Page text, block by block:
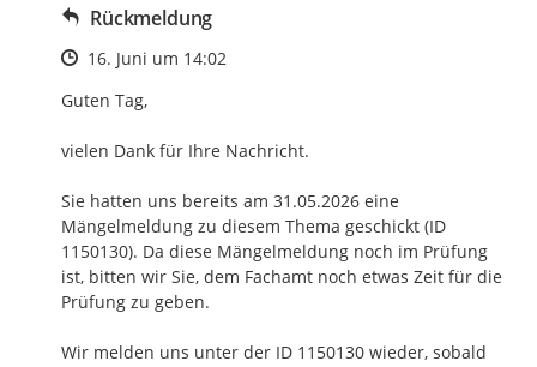
Rückmeldung
Zeitpunkt des Erstellens
16. Juni um 14:02
Guten Tag,
vielen Dank für Ihre Nachricht.
Sie hatten uns bereits am 31.05.2026 eine
Mängelmeldung zu diesem Thema geschickt (ID
1150130). Da diese Mängelmeldung noch im Prüfung
ist, bitten wir Sie, dem Fachamt noch etwas Zeit für die
Prüfung zu geben.
Wir melden uns unter der ID 1150130 wieder, sobald